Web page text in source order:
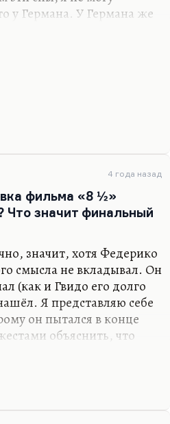
у Германа. У Германа же
комнате утром и
Вот эта концепция кино
сна.
а мне, например, самым
сон из фильма
был очень плохой, но
героя пытались свести
из его детских снов.
4 года назад
фильма «8 ½»
значит финальный
значит, хотя Федерико
смысла не вкладывал. Он
(как и Гвидо его долго
Я представляю себе
он пытался в конце
объяснить, что
про что там
одна из величайших
Я хорошо помню,